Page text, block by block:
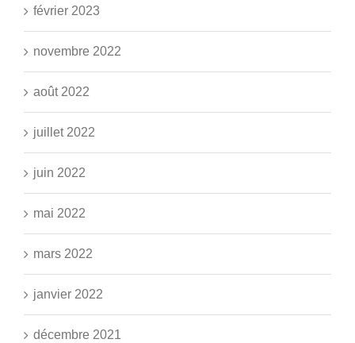
février 2023
novembre 2022
août 2022
juillet 2022
juin 2022
mai 2022
mars 2022
janvier 2022
décembre 2021